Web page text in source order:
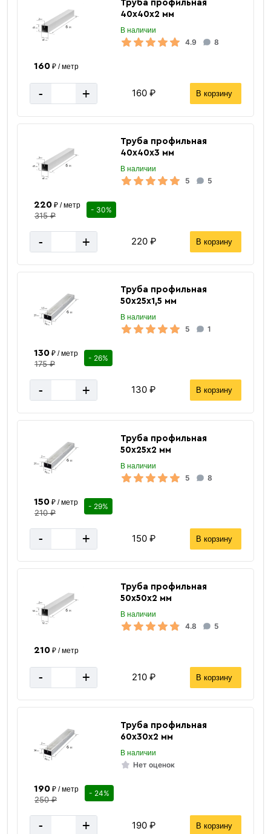
Труба профильная
40х40х2 мм
В наличии
4.9 8
160₽ / метр
- + 160 ₽ В корзину
Труба профильная
40х40х3 мм
В наличии
5 5
220₽ / метр
315 ₽
- 30%
- + 220 ₽ В корзину
Труба профильная
50х25х1,5 мм
В наличии
5 1
130₽ / метр
175 ₽
- 26%
- + 130 ₽ В корзину
Труба профильная
50х25х2 мм
В наличии
5 8
150₽ / метр
210 ₽
- 29%
- + 150 ₽ В корзину
Труба профильная
50х50х2 мм
В наличии
4.8 5
210₽ / метр
- + 210 ₽ В корзину
Труба профильная
60х30х2 мм
В наличии
Нет оценок
190₽ / метр
250 ₽
- 24%
- + 190 ₽ В корзину